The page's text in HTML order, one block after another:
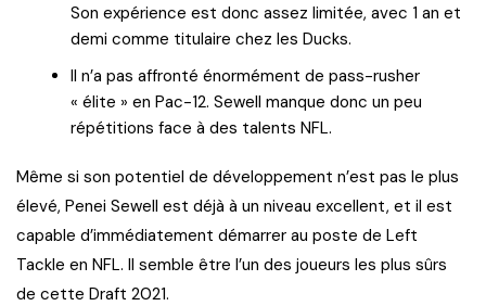
Son expérience est donc assez limitée, avec 1 an et
demi comme titulaire chez les Ducks.
Il n’a pas affronté énormément de pass-rusher
« élite » en Pac-12. Sewell manque donc un peu
répétitions face à des talents NFL.
Même si son potentiel de développement n’est pas le plus
élevé, Penei Sewell est déjà à un niveau excellent, et il est
capable d’immédiatement démarrer au poste de Left
Tackle en NFL. Il semble être l’un des joueurs les plus sûrs
de cette Draft 2021.